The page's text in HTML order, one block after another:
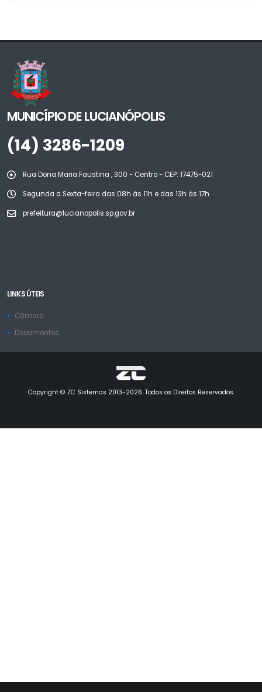
MUNICÍPIO DE LUCIANÓPOLIS
(14) 3286-1209
Rua Dona Maria Faustina , 300 - Centro - CEP: 17475-021
Segunda a Sexta-feira das 08h às 11h e das 13h às 17h
prefeitura@lucianopolis.sp.gov.br
LINKS ÚTEIS
Câmara
Documentos
Copyright © ZC Sistemas 2013-2026. Todos os Direitos Reservados.